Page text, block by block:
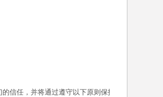
信任，并将通过遵守以下原则保护